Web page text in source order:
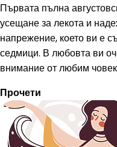
Първата пълна
усещане за лекота и
напрежение, което ви е
седмици. В любовта ви
внимание от любим
Прочети